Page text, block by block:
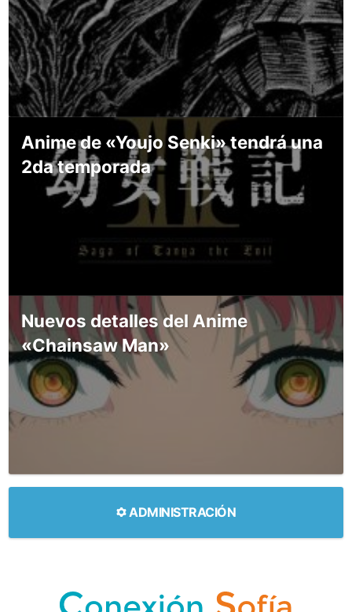
Anime de «Youjo Senki» tendrá una
2da temporada
Nuevos detalles del Anime
«Chainsaw Man»
ADMINISTRACIÓN